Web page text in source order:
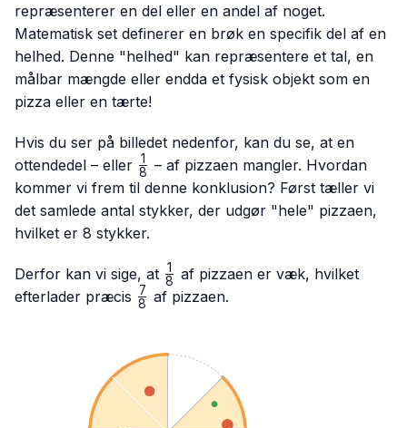
repræsenterer en del eller en andel af noget.
Matematisk set definerer en brøk en specifik del af en
helhed. Denne "helhed" kan repræsentere et tal, en
målbar mængde eller endda et fysisk objekt som en
pizza eller en tærte!
Hvis du ser på billedet nedenfor, kan du se, at en
ottendedel – eller \frac{1}
{8}
8
1
– af pizzaen mangler. Hvordan
kommer vi frem til denne konklusion? Først tæller vi
det samlede antal stykker, der udgør "hele" pizzaen,
hvilket er 8 stykker.
Derfor kan vi sige, at \frac{1}
{8}
8
1
af pizzaen er væk, hvilket
efterlader præcis \frac{7}
8
7 af pizzaen.